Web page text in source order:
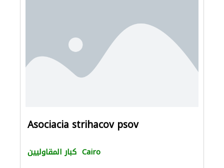
Asociacia strihacov psov
كبار المقاوليين Cairo